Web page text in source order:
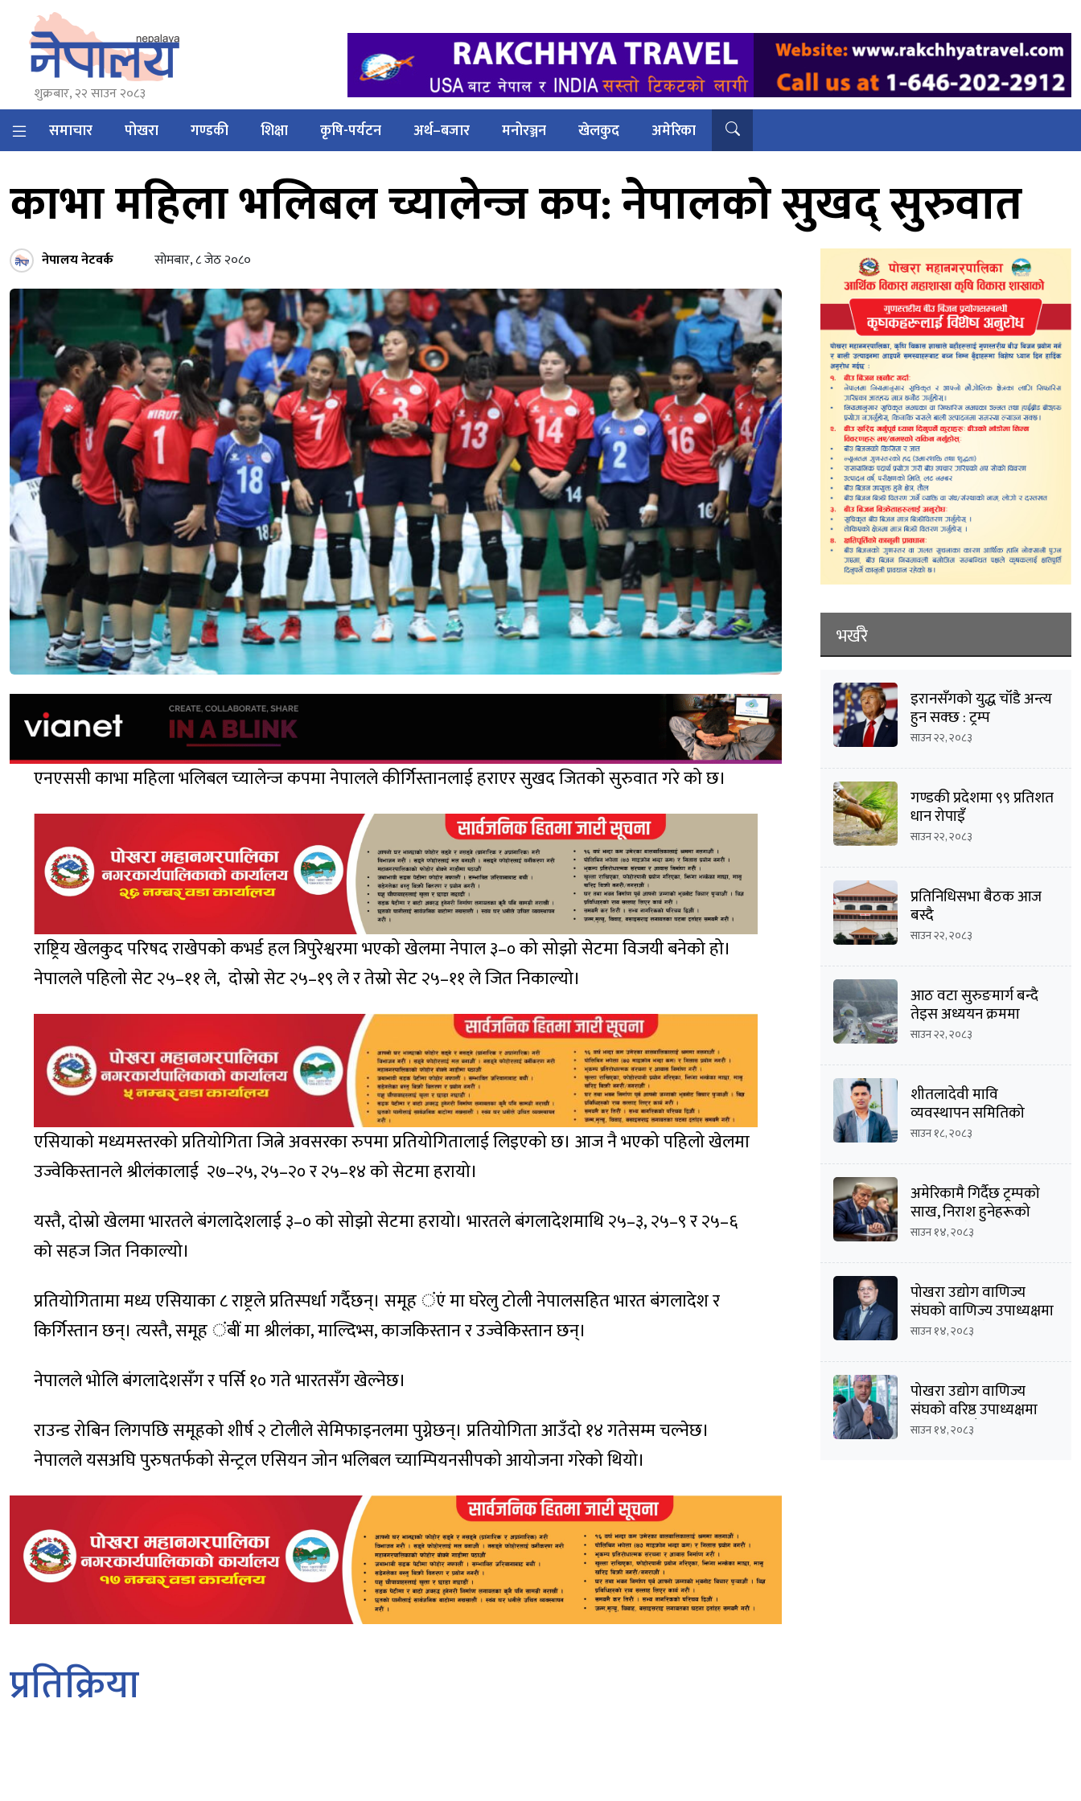
शुक्रबार, २२ साउन २०८३
समाचार पोखरा गण्डकी शिक्षा कृषि-पर्यटन अर्थ–बजार मनोरञ्जन खेलकुद अमेरिका
काभा महिला भलिबल च्यालेन्ज कप: नेपालको सुखद् सुरुवात
नेपालय नेटवर्क सोमबार, ८ जेठ २०८०
एनएससी काभा महिला भलिबल च्यालेन्ज कपमा नेपालले कीर्गिस्तानलाई हराएर सुखद जितको सुरुवात गरे को छ।
राष्ट्रिय खेलकुद परिषद राखेपको कभर्ड हल त्रिपुरेश्वरमा भएको खेलमा नेपाल ३–० को सोझो सेटमा विजयी बनेको हो।
नेपालले पहिलो सेट २५–११ ले, दोस्रो सेट २५–१९ ले र तेस्रो सेट २५–११ ले जित निकाल्यो।
एसियाको मध्यमस्तरको प्रतियोगिता जित्ने अवसरका रुपमा प्रतियोगितालाई लिइएको छ। आज नै भएको पहिलो खेलमा
उज्वेकिस्तानले श्रीलंकालाई २७–२५, २५–२० र २५–१४ को सेटमा हरायो।
यस्तै, दोस्रो खेलमा भारतले बंगलादेशलाई ३–० को सोझो सेटमा हरायो। भारतले बंगलादेशमाथि २५–३, २५–९ र २५–६
को सहज जित निकाल्यो।
प्रतियोगितामा मध्य एसियाका ८ राष्ट्रले प्रतिस्पर्धा गर्दैछन्। समूह ंएं मा घरेलु टोली नेपालसहित भारत बंगलादेश र
किर्गिस्तान छन्। त्यस्तै, समूह ंबीं मा श्रीलंका, माल्दिभ्स, काजकिस्तान र उज्वेकिस्तान छन्।
नेपालले भोलि बंगलादेशसँग र पर्सि १० गते भारतसँग खेल्नेछ।
राउन्ड रोबिन लिगपछि समूहको शीर्ष २ टोलीले सेमिफाइनलमा पुग्नेछन्। प्रतियोगिता आउँदो १४ गतेसम्म चल्नेछ।
नेपालले यसअघि पुरुषतर्फको सेन्ट्रल एसियन जोन भलिबल च्याम्पियनसीपको आयोजना गरेको थियो।
प्रतिक्रिया
भर्खरै
इरानसँगको युद्ध चाँडै अन्त्य
हुन सक्छ : ट्रम्प
साउन २२, २०८३
गण्डकी प्रदेशमा ९९ प्रतिशत
धान रोपाइँ
साउन २२, २०८३
प्रतिनिधिसभा बैठक आज
बस्दै
साउन २२, २०८३
आठ वटा सुरुङमार्ग बन्दै
तेइस अध्ययन क्रममा
साउन २२, २०८३
शीतलादेवी मावि
व्यवस्थापन समितिको
अध्यक्षमा दीपक कार्की
साउन १८, २०८३
अमेरिकामै गिर्दैछ ट्रम्पको
साख, निराश हुनेहरूको
संख्या बढ्दै
साउन १४, २०८३
पोखरा उद्योग वाणिज्य
संघको वाणिज्य उपाध्यक्षमा
मनोज कुमार श्रेष्ठको
साउन १४, २०८३
पोखरा उद्योग वाणिज्य
संघको वरिष्ठ उपाध्यक्षमा
दिनेशचन्द्र बाँस्तोलाको
साउन १४, २०८३